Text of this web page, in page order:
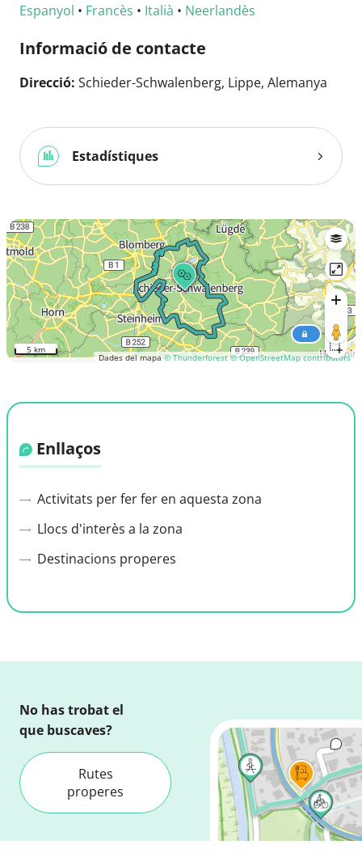
Espanyol • Francès • Italià • Neerlandès
Informació de contacte
Direcció: Schieder-Schwalenberg, Lippe, Alemanya
Estadístiques
Dades del mapa© Thunderforest © OpenStreetMap contributors
5 km
Enllaços
Activitats per fer fer en aquesta zona
Llocs d'interès a la zona
Destinacions properes
No has trobat el
que buscaves?
Rutes
properes